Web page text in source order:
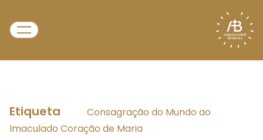
Etiqueta
Consagração do Mundo ao
Imaculado Coração de Maria